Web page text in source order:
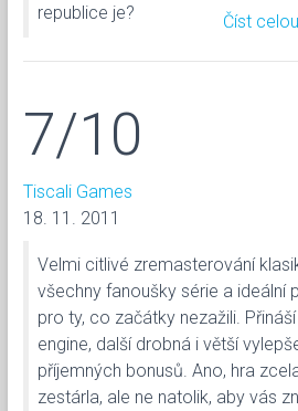
republice je?
Číst
7/10
Tiscali Games
18. 11. 2011
Velmi citlivé zremasterování
všechny fanoušky série a ideální
pro ty, co začátky nezažili.
engine, další drobná i větší
příjemných bonusů. Ano, hra
zestárla, ale ne natolik, aby vás